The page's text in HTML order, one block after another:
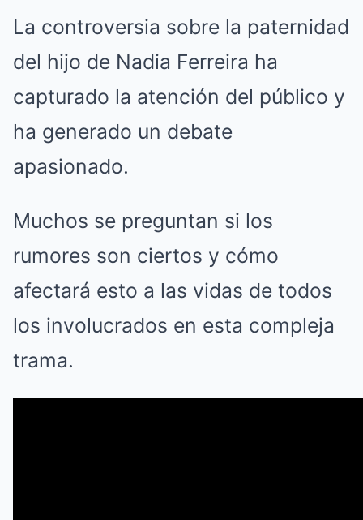
La controversia sobre la paternidad
del hijo de Nadia Ferreira ha
capturado la atención del público y
ha generado un debate
apasionado.
Muchos se preguntan si los
rumores son ciertos y cómo
afectará esto a las vidas de todos
los involucrados en esta compleja
trama.